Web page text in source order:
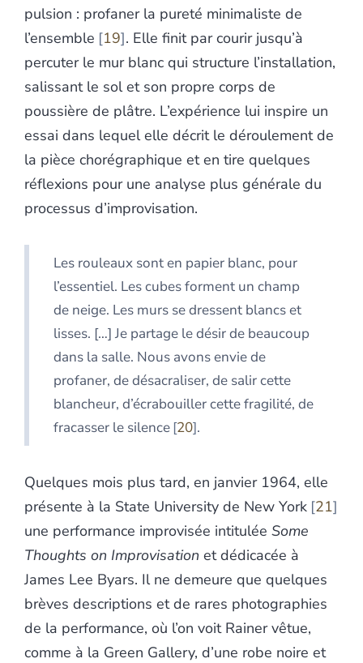
pulsion : profaner la pureté minimaliste de
l’ensemble 19 . Elle finit par courir jusqu’à
percuter le mur blanc qui structure l’installation,
salissant le sol et son propre corps de
poussière de plâtre. L’expérience lui inspire un
essai dans lequel elle décrit le déroulement de
la pièce chorégraphique et en tire quelques
réflexions pour une analyse plus générale du
processus d’improvisation.
Les rouleaux sont en papier blanc, pour
l’essentiel. Les cubes forment un champ
de neige. Les murs se dressent blancs et
lisses. […] Je partage le désir de beaucoup
dans la salle. Nous avons envie de
profaner, de désacraliser, de salir cette
blancheur, d’écrabouiller cette fragilité, de
fracasser le silence 20 .
Quelques mois plus tard, en janvier 1964, elle
présente à la State University de New York 21
une performance improvisée intitulée Some
Thoughts on Improvisation et dédicacée à
James Lee Byars. Il ne demeure que quelques
brèves descriptions et de rares photographies
de la performance, où l’on voit Rainer vêtue,
comme à la Green Gallery, d’une robe noire et